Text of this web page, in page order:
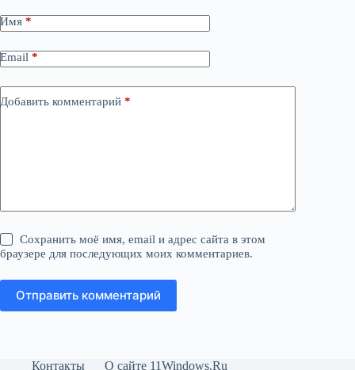
Имя *
Email *
Добавить комментарий *
Сохранить моё имя, email и адрес сайта в этом
браузере для последующих моих комментариев.
Отправить комментарий
Контакты О сайте 11Windows.Ru